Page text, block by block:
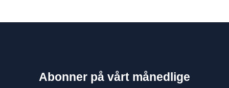
Abonner på vårt månedlige